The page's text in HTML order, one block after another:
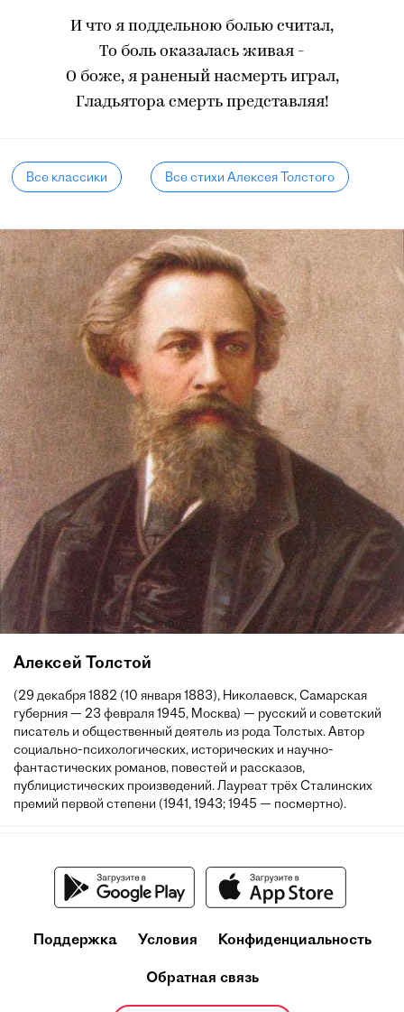
И что я поддельною болью считал,
То боль оказалась живая -
О боже, я раненый насмерть играл,
Гладьятора смерть представляя!
Все классики Все стихи Алексея Толстого
Алексей Толстой
(29 декабря 1882 (10 января 1883), Николаевск, Самарская
губерния — 23 февраля 1945, Москва) — русский и советский
писатель и общественный деятель из рода Толстых. Автор
социально-психологических, исторических и научно-
фантастических романов, повестей и рассказов,
публицистических произведений. Лауреат трёх Сталинских
премий первой степени (1941, 1943; 1945 — посмертно).
Поддержка Условия Конфиденциальность
Обратная связь